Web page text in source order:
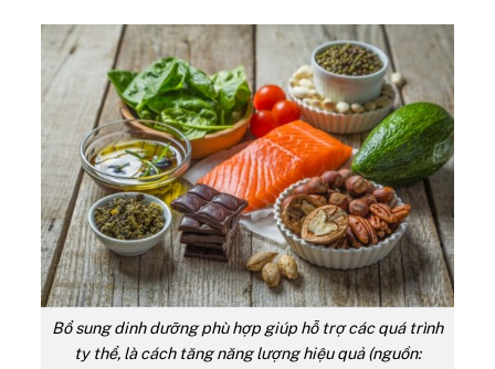
Bổ sung dinh dưỡng phù hợp giúp hỗ trợ các quá trình
ty thể, là cách tăng năng lượng hiệu quả (nguồn: